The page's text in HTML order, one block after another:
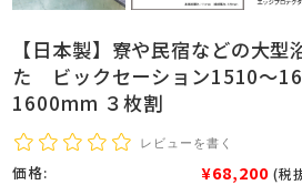
【日本製】寮や民宿などの大型
た ビックセーション1510～
1600mm ３枚割
レビューを書く
価格: ¥68,200 (税